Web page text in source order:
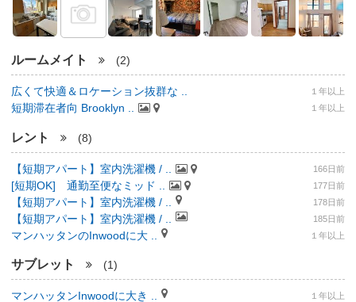
ルームメイト (2)
広くて快適＆ロケーション抜群な .. １年以上
短期滞在者向 Brooklyn .. １年以上
レント (8)
【短期アパート】室内洗濯機 / .. 166日前
[短期OK] 通勤至便なミッド .. 177日前
【短期アパート】室内洗濯機 / .. 178日前
【短期アパート】室内洗濯機 / .. 185日前
マンハッタンのInwoodに大 .. １年以上
サブレット (1)
マンハッタンInwoodに大き .. １年以上